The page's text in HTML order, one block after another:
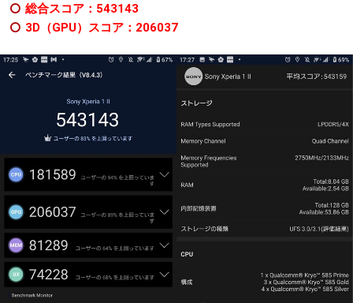
総合スコア：543143
3D（GPU）スコア：206037